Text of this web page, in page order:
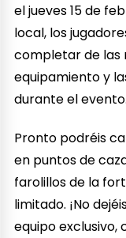
el jueves 15 de
local, los
completar de las
equipamiento y
durante el evento.
Pronto podréis
en puntos de
farolillos de la
limitado. ¡No
equipo exclusivo,